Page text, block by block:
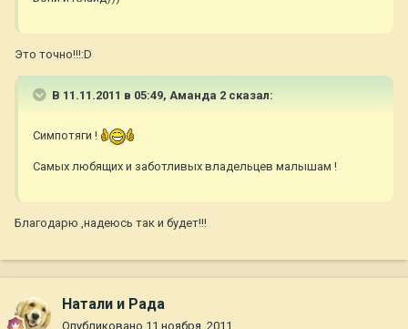
Это точно!!!:D
В 11.11.2011 в 05:49, Аманда 2 сказал:
Симпотяги !
Самых любящих и заботливых владельцев малышам !
Благодарю ,надеюсь так и будет!!!
Натали и Рада
Опубликовано 11 ноября, 2011